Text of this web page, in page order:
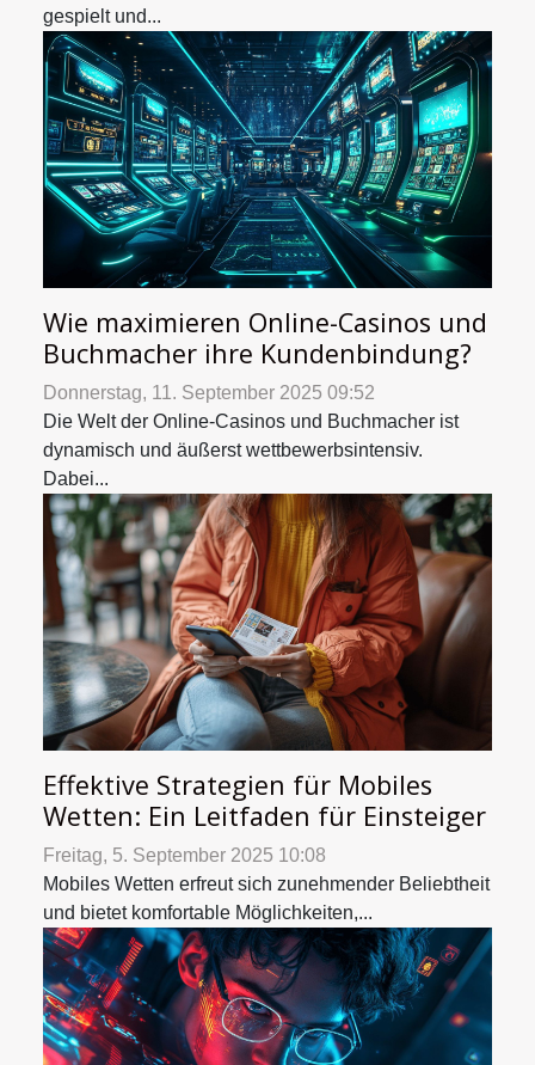
gespielt und...
Wie maximieren Online-Casinos und
Buchmacher ihre Kundenbindung?
Donnerstag, 11. September 2025 09:52
Die Welt der Online-Casinos und Buchmacher ist
dynamisch und äußerst wettbewerbsintensiv.
Dabei...
Effektive Strategien für Mobiles
Wetten: Ein Leitfaden für Einsteiger
Freitag, 5. September 2025 10:08
Mobiles Wetten erfreut sich zunehmender Beliebtheit
und bietet komfortable Möglichkeiten,...